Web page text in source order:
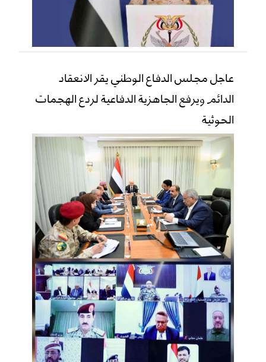
عاجل مجلس الدفاع الوطني يقر الانعقاد
الدائم ويرفع الجاهزية الدفاعية لردع الهجمات
الحوثية